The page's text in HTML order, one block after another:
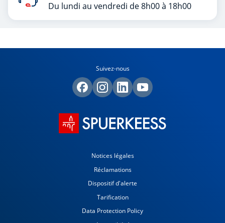
Du lundi au vendredi de 8h00 à 18h00
Suivez-nous
Notices légales
Réclamations
Dispositif d'alerte
Tarification
Data Protection Policy